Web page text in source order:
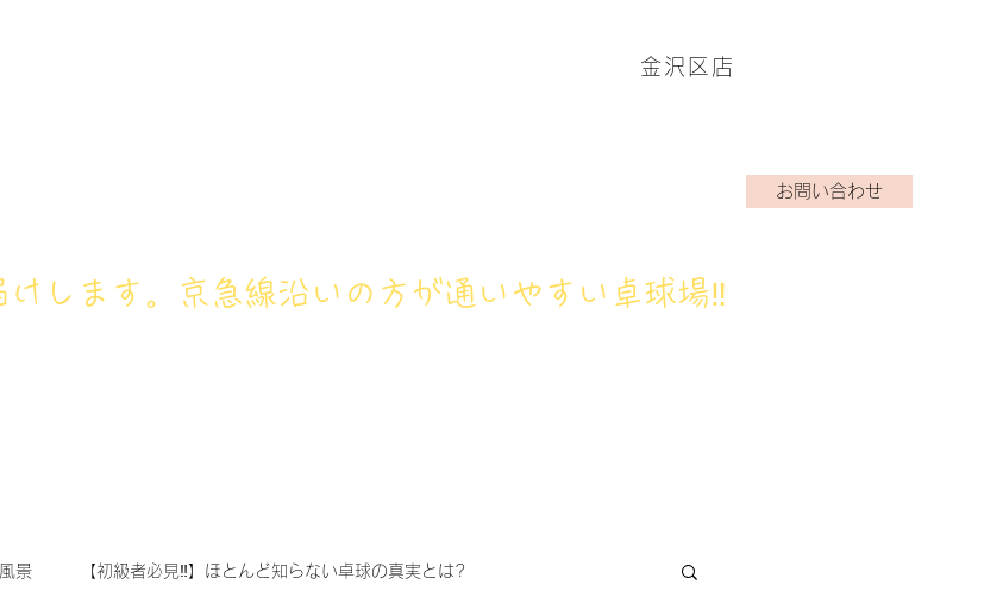
金沢区店
お問い合わせ
します。京急線沿いの方が通いやすい卓球場‼
景 【初級者必見‼】ほとんど知らない卓球の真実とは?